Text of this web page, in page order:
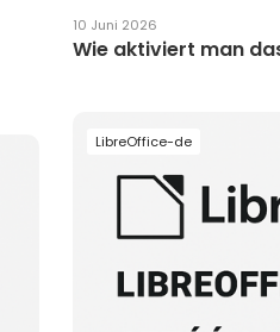
10 Juni 2026
Wie aktiviert man
LibreOffice-de